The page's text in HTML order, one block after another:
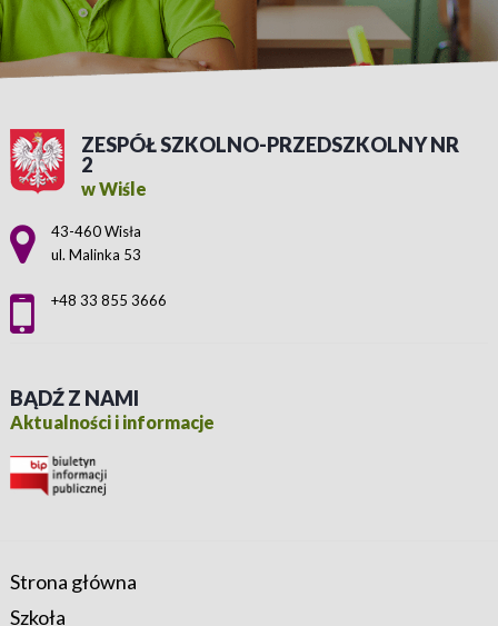
ZESPÓŁ SZKOLNO-PRZEDSZKOLNY NR
2
w Wiśle
Adres pocztowy:
43-460 Wisła
ul. Malinka 53
+48 33 855 3666
BĄDŹ Z NAMI
Aktualności i informacje
Strona główna
Szkoła